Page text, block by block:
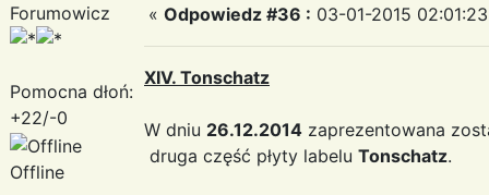
Forumowicz
Pomocna dłoń:
+22/-0
Offline
« Odpowiedz #36 : 03-01-2015
XIV. Tonschatz
W dniu 26.12.2014 zaprezentowana
druga część płyty labelu Tonschatz.